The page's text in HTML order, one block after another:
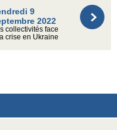
9
2022
collectivités face
crise en Ukraine